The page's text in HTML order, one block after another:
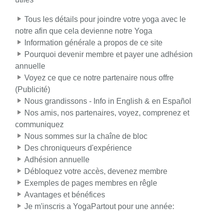
Tous les détails pour joindre votre yoga avec le
notre afin que cela devienne notre Yoga
Information générale a propos de ce site
Pourquoi devenir membre et payer une adhésion
annuelle
Voyez ce que ce notre partenaire nous offre
(Publicité)
Nous grandissons - Info in English & en Español
Nos amis, nos partenaires, voyez, comprenez et
communiquez
Nous sommes sur la chaîne de bloc
Des chroniqueurs d'expérience
Adhésion annuelle
Débloquez votre accès, devenez membre
Exemples de pages membres en rêgle
Avantages et bénéfices
Je m'inscris a YogaPartout pour une année: